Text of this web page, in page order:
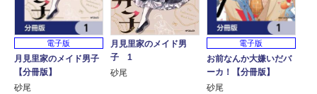
電子版
月見里家のメイド男子
【分冊版】
砂尾
月見里家のメイド男
子 1
砂尾
電子版
お前なんか大嫌いだバ
ーカ！【分冊版】
砂尾